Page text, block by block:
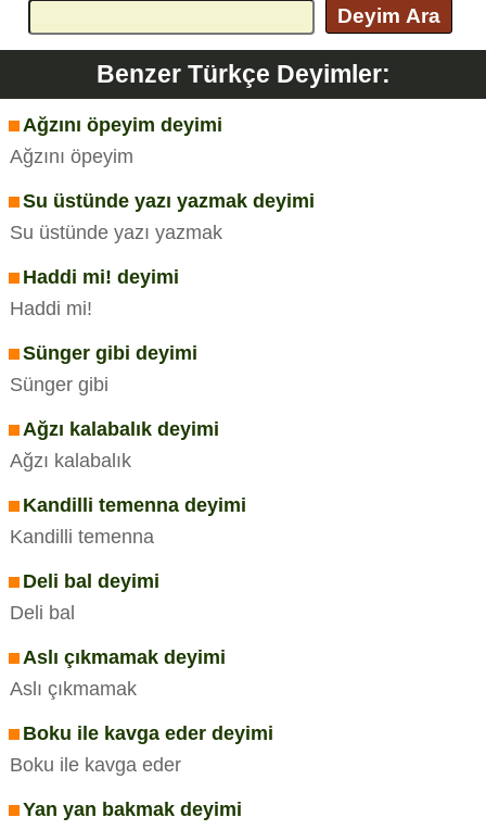
Deyim Ara
Benzer Türkçe Deyimler:
Ağzını öpeyim deyimi
Ağzını öpeyim
Su üstünde yazı yazmak deyimi
Su üstünde yazı yazmak
Haddi mi! deyimi
Haddi mi!
Sünger gibi deyimi
Sünger gibi
Ağzı kalabalık deyimi
Ağzı kalabalık
Kandilli temenna deyimi
Kandilli temenna
Deli bal deyimi
Deli bal
Aslı çıkmamak deyimi
Aslı çıkmamak
Boku ile kavga eder deyimi
Boku ile kavga eder
Yan yan bakmak deyimi